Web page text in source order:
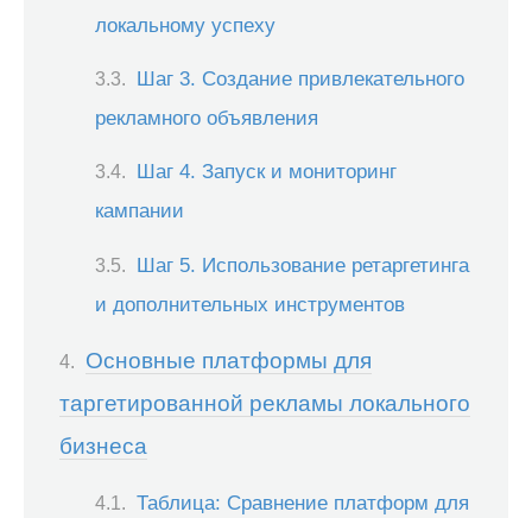
локальному успеху
Шаг 3. Создание привлекательного
рекламного объявления
Шаг 4. Запуск и мониторинг
кампании
Шаг 5. Использование ретаргетинга
и дополнительных инструментов
Основные платформы для
таргетированной рекламы локального
бизнеса
Таблица: Сравнение платформ для